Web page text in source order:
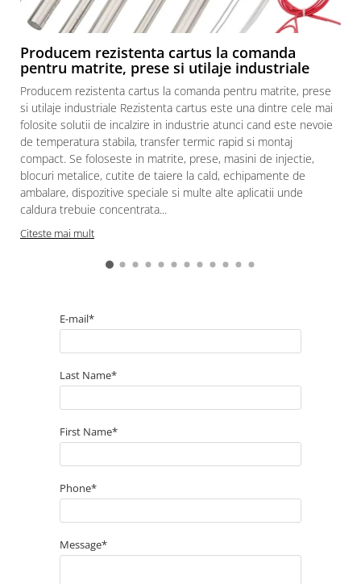
Rezistențe pentru matrițe
injecție
Producem rezistenta cartus la comanda
pentru matrite, prese si utilaje industriale
Producem rezistenta cartus la comanda pentru matrite, prese
si utilaje industriale Rezistenta cartus este una dintre cele mai
folosite solutii de incalzire in industrie atunci cand este nevoie
de temperatura stabila, transfer termic rapid si montaj
compact. Se foloseste in matrite, prese, masini de injectie,
blocuri metalice, cutite de taiere la cald, echipamente de
ambalare, dispozitive speciale si multe alte aplicatii unde
caldura trebuie concentrata...
Citeste mai mult
E-mail*
Last Name*
First Name*
Phone*
Message*